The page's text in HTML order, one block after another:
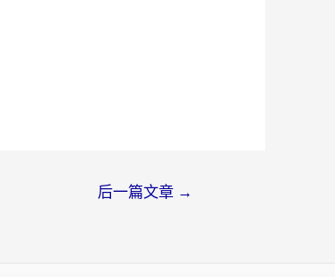
后一篇文章 →